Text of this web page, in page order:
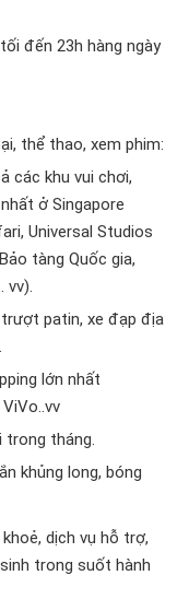
đến 23h hàng ngày
thể thao, xem phim:
các khu vui chơi,
ở Singapore
Universal Studios
tàng Quốc gia,
vv).
patin, xe đạp địa
lớn nhất
trong tháng.
khủng long, bóng
dịch vụ hỗ trợ,
trong suốt hành